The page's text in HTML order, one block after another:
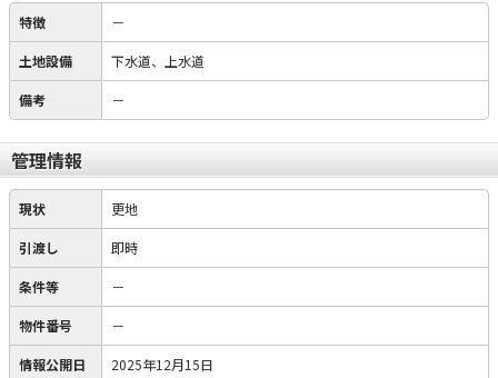
特徴 －
土地設備 下水道、上水道
備考 －
管理情報
現状 更地
引渡し 即時
条件等 －
物件番号 －
情報公開日 2025年12月15日